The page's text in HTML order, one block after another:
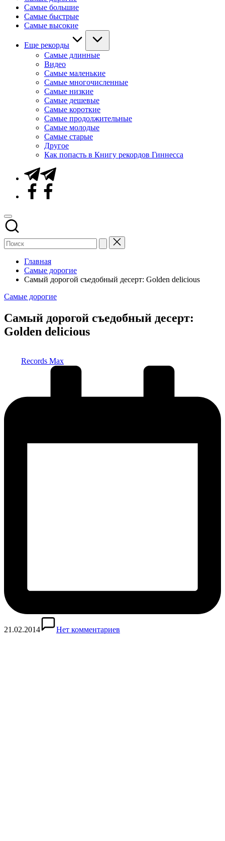
Самые большие
Самые быстрые
Самые высокие
Еще рекорды
Самые длинные
Видео
Самые маленькие
Самые многочисленные
Самые низкие
Самые дешевые
Самые короткие
Самые продолжительные
Самые молодые
Самые старые
Другое
Как попасть в Книгу рекордов Гиннесса
Telegram
Facebook
Главная
Самые дорогие
Самый дорогой съедобный десерт: Golden delicious
Опубликовано
Самые дорогие
Самый дорогой съедобный десерт:
Golden delicious
Records Max
21.02.2014 Нет комментариев